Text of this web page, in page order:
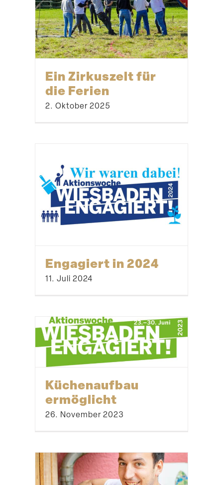
Ein Zirkuszelt für
die Ferien
2. Oktober 2025
Engagiert in 2024
11. Juli 2024
Küchen­aufbau
ermöglicht
26. November 2023